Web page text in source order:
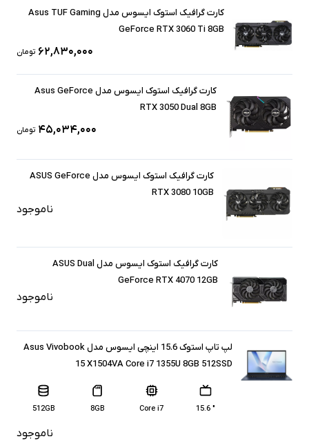
کارت گرافیک استوک ایسوس مدل Asus TUF Gaming
GeForce RTX 3060 Ti 8GB
۶۲,۸۳۰,۰۰۰ تومان
کارت گرافیک استوک ایسوس مدل Asus GeForce
RTX 3050 Dual 8GB
۴۵,۰۳۴,۰۰۰ تومان
️کارت گرافیک استوک ایسوس مدل ASUS GeForce
RTX 3080 10GB
ناموجود
کارت گرافیک استوک ایسوس مدل ASUS Dual
GeForce RTX 4070 12GB
ناموجود
لپ تاپ استوک 15.6 اینچی ایسوس مدل Asus Vivobook
15 X1504VA Core i7 1355U 8GB 512SSD
" 15.6
Core i7
8GB
512GB
ناموجود